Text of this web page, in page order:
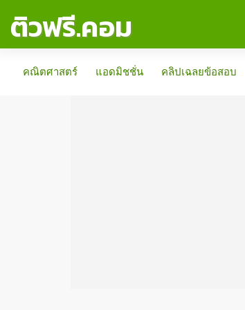
ติวฟรี.คอม
คณิตศาสตร์
แอดมิชชั่น คลิปเฉลยข้อสอบ